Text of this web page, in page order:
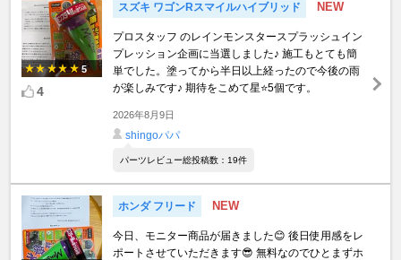
5
4
スズキ ワゴンRスマイルハイブリッド NEW
プロスタッフ のレインモンスタースプラッシュイン
プレッション企画に当選しました♪ 施工もとても簡
単でした。塗ってから半日以上経ったので今後の雨
が楽しみです♪ 期待をこめて星⭐️5個です。
2026年8月9日
shingoパパ
パーツレビュー総投稿数：19件
ホンダ フリード NEW
今日、モニター商品が届きました😊 後日使用感をレ
ポートさせていただきます😎 無料なのでひとまずホ